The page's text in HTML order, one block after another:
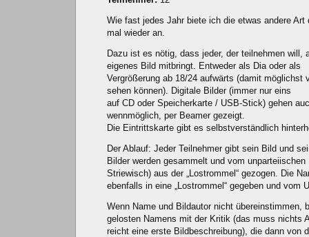
Wie fast jedes Jahr biete ich die etwas andere
mal wieder an.
Dazu ist es nötig, dass jeder, der teilnehmen will,
eigenes Bild mitbringt. Entweder als Dia oder als
Vergrößerung ab 18/24 aufwärts (damit möglichst
sehen können). Digitale Bilder (immer nur eins
auf CD oder Speicherkarte / USB-Stick) gehen
wennmöglich, per Beamer gezeigt.
Die Eintrittskarte gibt es selbstverständlich
Der Ablauf: Jeder Teilnehmer gibt sein Bild und
Bilder werden gesammelt und vom unparteiischen
Striewisch) aus der „Lostrommel“ gezogen. Die
ebenfalls in eine „Lostrommel“ gegeben und vom
Wenn Name und Bildautor nicht übereinstimmen,
gelosten Namens mit der Kritik (das muss nichts
reicht eine erste Bildbeschreibung), die dann von